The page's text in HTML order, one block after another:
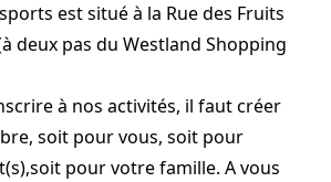
est situé à la Rue des Fruits
deux pas du Westland Shopping
à nos activités, il faut créer
soit pour vous, soit pour
pour votre famille. A vous